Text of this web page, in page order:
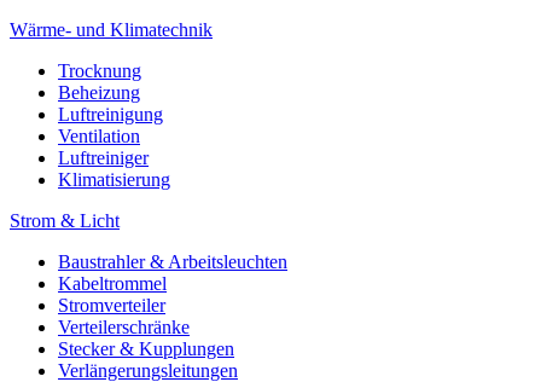
Wärme- und Klimatechnik
Trocknung
Beheizung
Luftreinigung
Ventilation
Luftreiniger
Klimatisierung
Strom & Licht
Baustrahler & Arbeitsleuchten
Kabeltrommel
Stromverteiler
Verteilerschränke
Stecker & Kupplungen
Verlängerungs­leitungen